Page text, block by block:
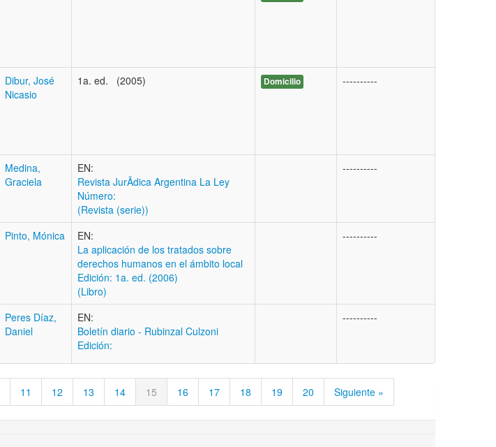
Dibur, José
Nicasio
1a. ed. (2005) Domicilio ----------
Medina,
Graciela
EN:
Revista JurÃ­dica Argentina La Ley
Número:
(Revista (serie))
----------
Pinto, Mónica
EN:
La aplicación de los tratados sobre
derechos humanos en el ámbito local
Edición: 1a. ed. (2006)
(Libro)
----------
Peres Díaz,
Daniel
EN:
Boletí­n diario - Rubinzal Culzoni
Edición:
----------
11 12 13 14 15 16 17 18 19 20
Siguiente »